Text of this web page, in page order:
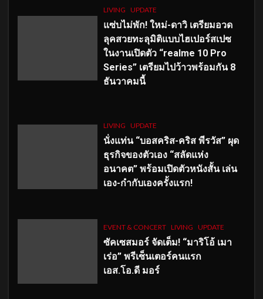
LIVING UPDATE
แซ่บไม่พัก! ใหม่-ดาวิ เตรียมอวด
ลุคสวยทะลุมิติแบบไฮเปอร์สเปซ
ในงานเปิดตัว “realme 10 Pro
Series” เตรียมไปว้าวพร้อมกัน 8
ธันวาคมนี้
LIVING UPDATE
นั่งแท่น “บอสคริส-คริส พีรวัส” ผุด
ธุรกิจของตัวเอง “สลัดแห่ง
อนาคต” พร้อมเปิดตัวหนังสั้น เล่น
เอง-กำกับเองครั้งแรก!
EVENT & CONCERT LIVING UPDATE
ซัคเซสมอร์ จัดเต็ม! “มาริโอ้ เมา
เร่อ” พรีเซ็นเตอร์คนแรก
เอส.โอ.ดี มอร์